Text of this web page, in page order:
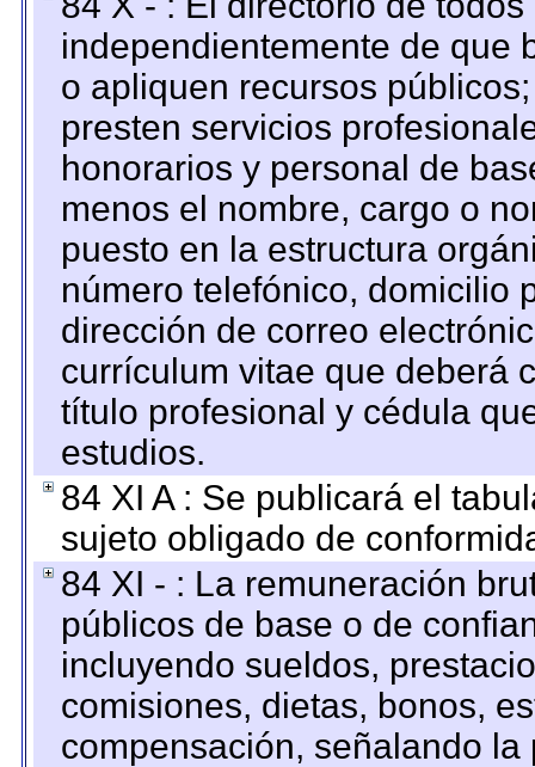
independientemente de que
o apliquen recursos
presten servicios
honorarios y personal de
menos el nombre, cargo o
puesto en la estructura
número telefónico, domicilio
dirección de correo
currículum vitae que deberá
título profesional y cédula
estudios.
84 XI A : Se publicará el
sujeto obligado de
84 XI - : La remuneración
públicos de base o de
incluyendo sueldos,
comisiones, dietas, bonos,
compensación, señalando